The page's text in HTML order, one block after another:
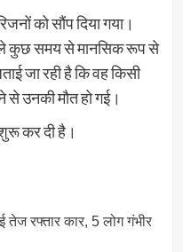
को सौंप दिया गया।
कुछ समय से मानसिक रूप से
जा रही है कि वह किसी
उनकी मौत हो गई।
कर दी है।
रफ्तार कार, 5 लोग गंभीर